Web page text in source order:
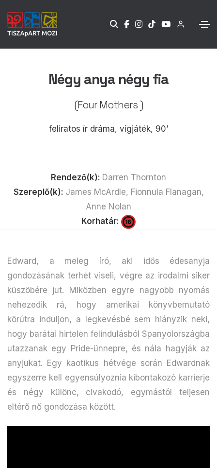
Négy anya négy fia
(Four Mothers )
feliratos ír dráma, vígjáték, 90’
Rendező(k): Darren Thornton
Szereplő(k): James McArdle, Fionnula Flanagan,
Anne Nolan
Korhatár:
Edward, a meleg író, aki idős édesanyja
gondozásának terhét viseli, végre az irodalmi siker
küszöbére jut. Miközben egyre nagyobb nyomás
nehezedik rá, hogy amerikai könyvbemutató
körútra induljon, a legkevésbé sem hiányzik neki,
hogy barátai hirtelen felindulásból Spanyolországba
utazzanak egy Pride-ünnepre, és nála hagyják az
anyjukat. Egy kaotikus hétvége során Edwardnak
egyszerre kell egyensúlyoznia kibontakozó karrierje
és négy különc, civakodó, egymástól teljesen
eltérő nő gondozása között.